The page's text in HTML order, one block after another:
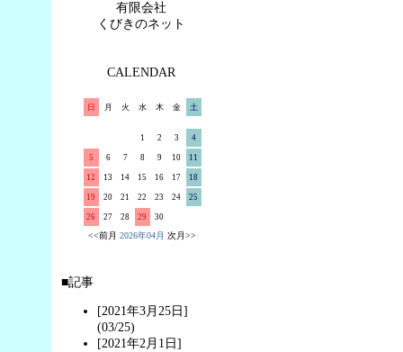
有限会社
くびきのネット
CALENDAR
日 月 火 水 木 金 土
1 2 3 4
5 6 7 8 9 10 11
12 13 14 15 16 17 18
19 20 21 22 23 24 25
26 27 28 29 30
<<前月 2026年04月 次月>>
■記事
[2021年3月25日]
(03/25)
[2021年2月1日]